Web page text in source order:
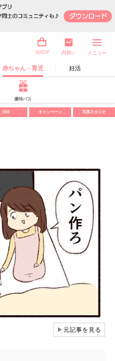
赤ちゃん・育児 妊活
SHOP 内祝い メニュー
優待パス
SNS キャンペーン 写真スタジオ
▶元記事を見る